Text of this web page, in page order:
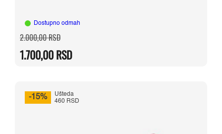
Dostupno odmah
2.000,00RSDOriginalna
cena
bila:
2.000,00 RSD.
1.700,00RSD
Trenutna
cena
1.700,00 RSD.
-15%
Ušteda
460 RSD